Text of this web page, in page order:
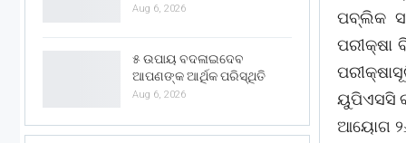
ପବ୍ଲିକ
ପରୀକ୍ଷା
ୟୁପିଏସସି
ଆୟୋଗ
Aug 6, 2026
୫ ଉପାୟ ବଦଳାଇଦେବ
ଆପଣଙ୍କ ଆର୍ଥିକ ପରିସ୍ଥିତି
Aug 6, 2026